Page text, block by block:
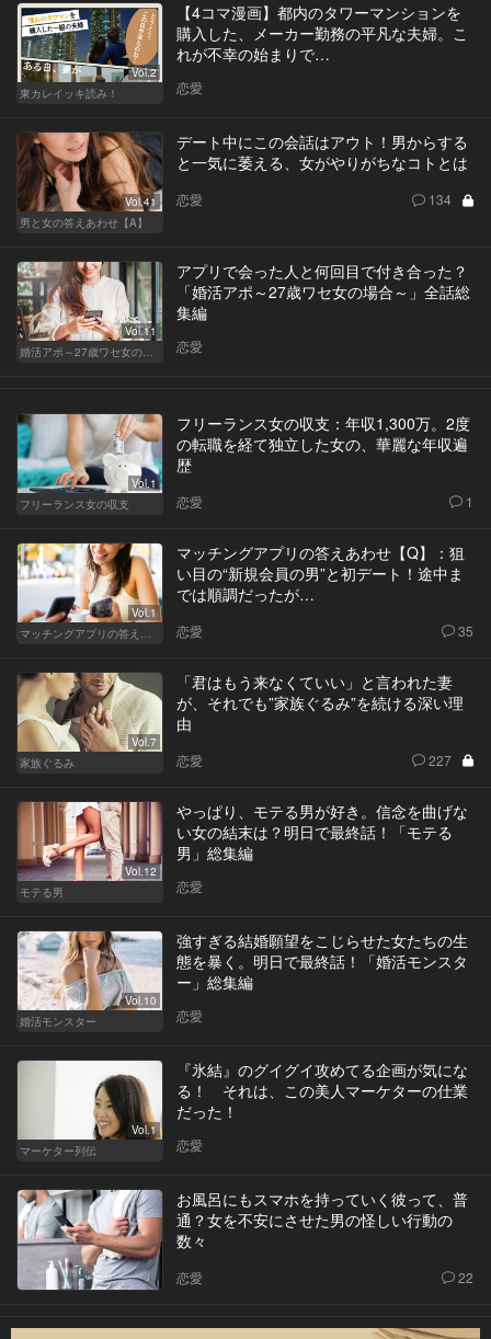
Vol.2
東カレイッキ読み！
【4コマ漫画】都内のタワーマンションを
購入した、メーカー勤務の平凡な夫婦。こ
れが不幸の始まりで…
恋愛
Vol.41
男と女の答えあわせ【A】
デート中にこの会話はアウト！男からする
と一気に萎える、女がやりがちなコトとは
恋愛 134
Vol.11
婚活アポ～27歳ワセ女の場合～
アプリで会った人と何回目で付き合った？
「婚活アポ～27歳ワセ女の場合～」全話総
集編
恋愛
Vol.1
フリーランス女の収支
フリーランス女の収支：年収1,300万。2度
の転職を経て独立した女の、華麗な年収遍
歴
恋愛 1
Vol.1
マッチングアプリの答えあわせ【Q】～SEASON2～
マッチングアプリの答えあわせ【Q】：狙
い目の“新規会員の男”と初デート！途中ま
では順調だったが…
恋愛 35
Vol.7
家族ぐるみ
「君はもう来なくていい」と言われた妻
が、それでも”家族ぐるみ”を続ける深い理
由
恋愛 227
Vol.12
モテる男
やっぱり、モテる男が好き。信念を曲げな
い女の結末は？明日で最終話！「モテる
男」総集編
恋愛
Vol.10
婚活モンスター
強すぎる結婚願望をこじらせた女たちの生
態を暴く。明日で最終話！「婚活モンスタ
ー」総集編
恋愛
Vol.1
マーケター列伝
『氷結』のグイグイ攻めてる企画が気にな
る！ それは、この美人マーケターの仕業
だった！
恋愛
お風呂にもスマホを持っていく彼って、普
通？女を不安にさせた男の怪しい行動の
数々
恋愛 22